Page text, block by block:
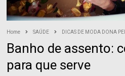
Home SAÚDE DICAS DE MODA DONA
Banho de assento:
para que serve